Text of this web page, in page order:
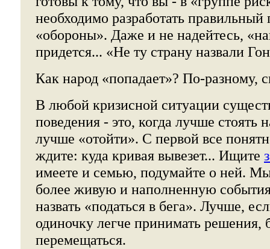
необходимо разработать правильный
«обороны». Даже и не надейтесь,
придется... «Не ту страну назвали
Как народ «попадает»? По-разному,
В любой кризисной ситуации
поведения - это, когда лучше стоять
лучше «отойти». С первой все
ждите: куда кривая вывезет... Ищите
имеете и семью, подумайте о ней.
более живую и наполненную
назвать «податься в бега». Лучше,
одиночку легче принимать решения,
перемещаться.